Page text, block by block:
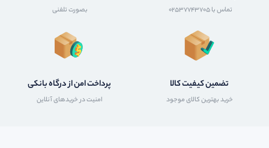
تماس با 02537743705 بصورت تلفنی
تضمین کیفیت کالا
خرید بهترین کالای موجود
پرداخت امن از درگاه بانکی
امنیت در خریدهای آنلاین